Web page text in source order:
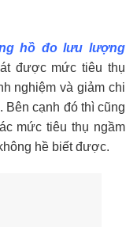
hồ đo lưu lượng
được mức tiêu thụ
nghiệm và giảm chi
Bên cạnh đó thì cũng
mức tiêu thụ ngầm
hề biết được.